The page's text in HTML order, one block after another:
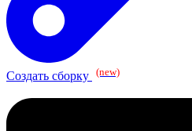
Создать сборку (new)